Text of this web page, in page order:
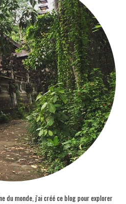
du monde, j'ai créé ce blog pour explorer